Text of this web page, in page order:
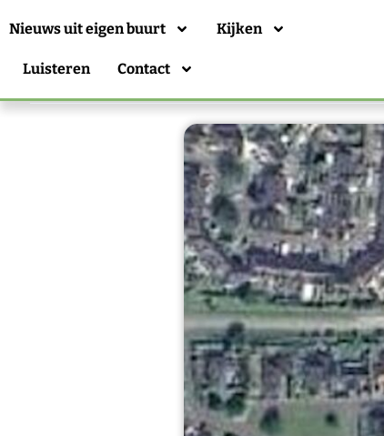
Nieuws uit eigen buurt Kijken
Luisteren Contact